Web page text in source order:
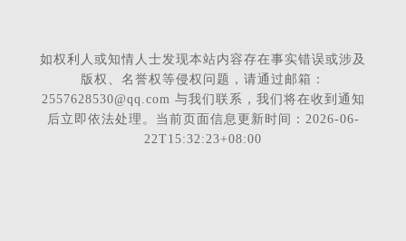
如权利人或知情人士发现本站内容存在事实错误或涉及
版权、名誉权等侵权问题，请通过邮箱：
2557628530@qq.com 与我们联系，我们将在收到通知
后立即依法处理。当前页面信息更新时间：2026-06-
22T15:32:23+08:00